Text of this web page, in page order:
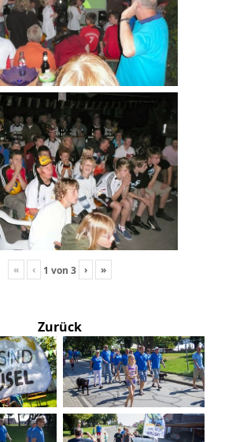
« ‹ 1 von 3 › »
Zurück